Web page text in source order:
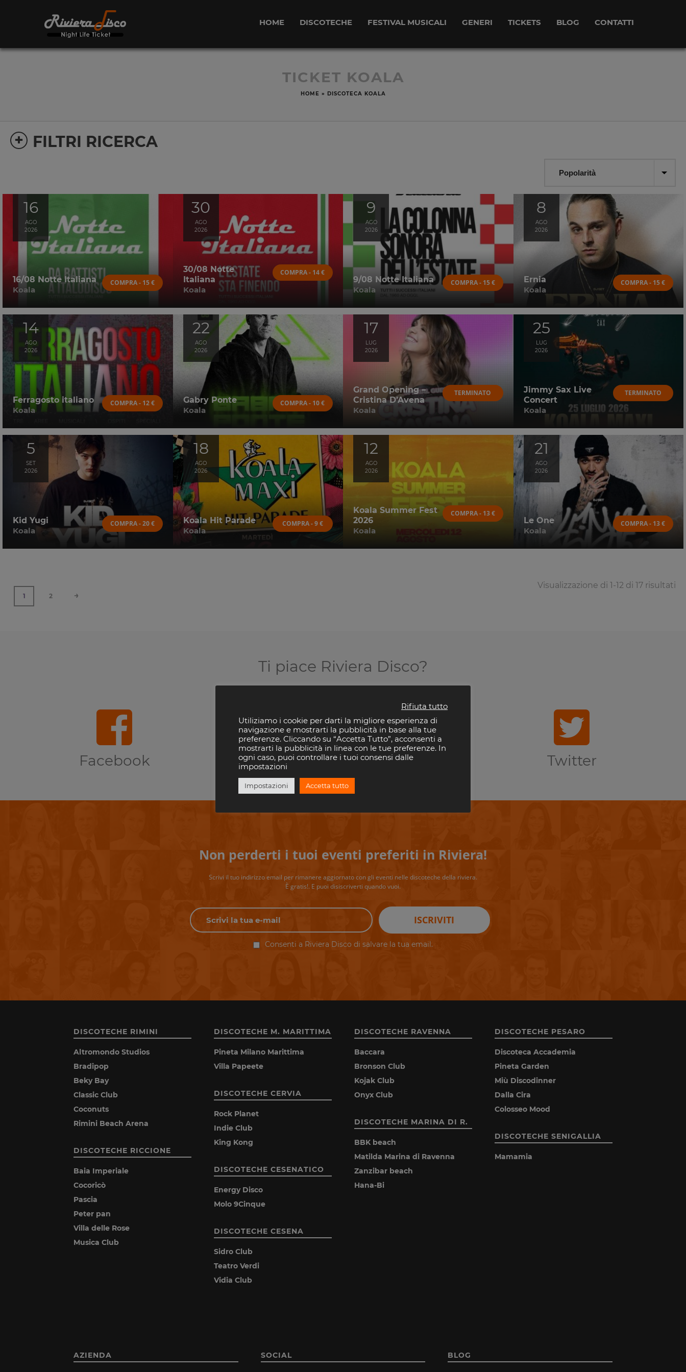
HOME DISCOTECHE FESTIVAL MUSICALI GENERI TICKETS BLOG CONTATTI
TICKET KOALA
HOME » DISCOTECA KOALA
FILTRI RICERCA
+
16
AGO
2026
16/08 Notte Italiana
Koala
COMPRA - 15 €
30
AGO
2026
30/08 Notte
Italiana
Koala
COMPRA - 14 €
9
AGO
2026
9/08 Notte Italiana
Koala
COMPRA - 15 €
8
AGO
2026
Ernia
Koala
COMPRA - 15 €
14
AGO
2026
Ferragosto italiano
Koala
COMPRA - 12 €
22
AGO
2026
Gabry Ponte
Koala
COMPRA - 10 €
17
LUG
2026
Grand Opening –
Cristina D’Avena
Koala
TERMINATO
25
LUG
2026
Jimmy Sax Live
Concert
Koala
TERMINATO
5
SET
2026
Kid Yugi
Koala
COMPRA - 20 €
18
AGO
2026
Koala Hit Parade
Koala
COMPRA - 9 €
12
AGO
2026
Koala Summer Fest
2026
Koala
COMPRA - 13 €
21
AGO
2026
Le One
Koala
COMPRA - 13 €
1 2 →
Visualizzazione di 1-12 di 17 risultati
Ti piace Riviera Disco?
Facebook Instagram Twitter
Non perderti i tuoi eventi preferiti in Riviera!
Scrivi il tuo indirizzo email per rimanere aggiornato con gli eventi nelle discoteche della riviera.
È gratis!. E puoi disiscriverti quando vuoi.
ISCRIVITI
Consenti a Riviera Disco di salvare la tua email.
DISCOTECHE RIMINI
Altromondo Studios
Bradipop
Beky Bay
Classic Club
Coconuts
Rimini Beach Arena
DISCOTECHE RICCIONE
Baia Imperiale
Cocoricò
Pascia
Peter pan
Villa delle Rose
Musica Club
DISCOTECHE M. MARITTIMA
Pineta Milano Marittima
Villa Papeete
DISCOTECHE CERVIA
Rock Planet
Indie Club
King Kong
DISCOTECHE CESENATICO
Energy Disco
Molo 9Cinque
DISCOTECHE CESENA
Sidro Club
Teatro Verdi
Vidia Club
DISCOTECHE RAVENNA
Baccara
Bronson Club
Kojak Club
Onyx Club
DISCOTECHE MARINA DI R.
BBK beach
Matilda Marina di Ravenna
Zanzibar beach
Hana-Bi
DISCOTECHE PESARO
Discoteca Accademia
Pineta Garden
Miù Discodinner
Dalla Cira
Colosseo Mood
DISCOTECHE SENIGALLIA
Mamamia
AZIENDA SOCIAL BLOG
Rifiuta tutto
Utiliziamo i cookie per darti la migliore esperienza di
navigazione e mostrarti la pubblicità in base alla tue
preferenze. Cliccando su “Accetta Tutto”, acconsenti a
mostrarti la pubblicità in linea con le tue preferenze. In
ogni caso, puoi controllare i tuoi consensi dalle
impostazioni
Impostazioni Accetta tutto